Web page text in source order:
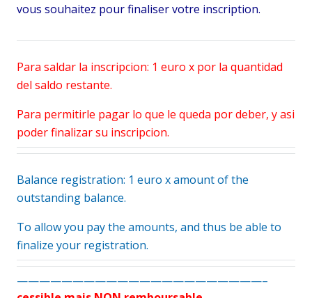
vous souhaitez pour finaliser votre inscription.
Para saldar la inscripcion: 1 euro x por la quantidad
del saldo restante.
Para permitirle pagar lo que le queda por deber, y asi
poder finalizar su inscripcion.
Balance registration: 1 euro x amount of the
outstanding balance.
To allow you pay the amounts, and thus be able to
finalize your registration.
——————————————————————–